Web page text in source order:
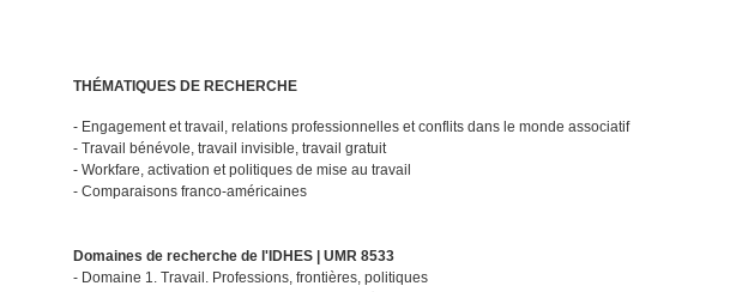
THÉMATIQUES DE RECHERCHE
- Engagement et travail, relations professionnelles et conflits dans le monde associatif
- Travail bénévole, travail invisible, travail gratuit
- Workfare, activation et politiques de mise au travail
- Comparaisons franco-américaines
Domaines de recherche de l'IDHES
| UMR 8533
- Domaine 1. Travail. Professions, frontières, politiques